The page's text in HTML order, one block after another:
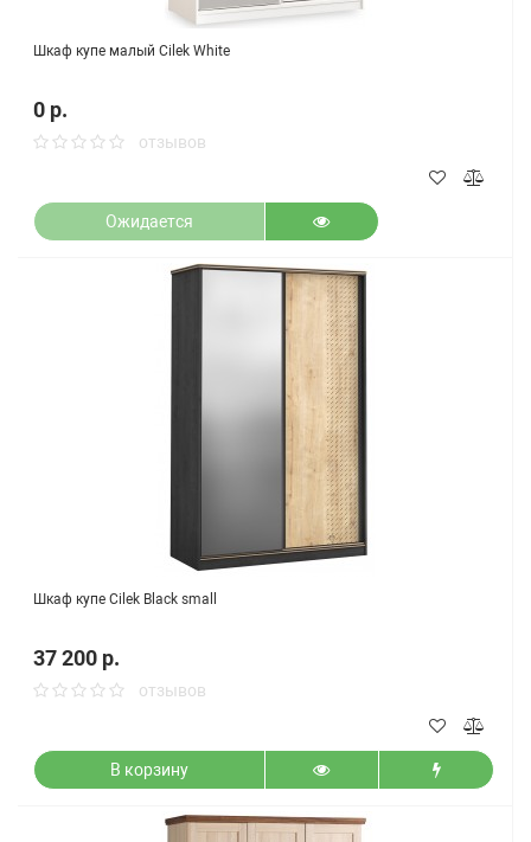
Шкаф купе малый Cilek White
0 р.
отзывов
Ожидается
Шкаф купе Cilek Black small
37 200 р.
отзывов
В корзину